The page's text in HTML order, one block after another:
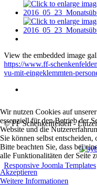
View the embedded image
https://www.ff-
vu-mit-eingeklemmten-
© FF Schenkenfelden -
Responsive Joomla Templates
Wir nutzen Cookies auf
essenziell für den Betrieb der
Website und die
Sie können selbst
Bitte beachten Sie, dass bei
alle Funktionalitäten der Seite
Akzeptieren
Weitere Informationen